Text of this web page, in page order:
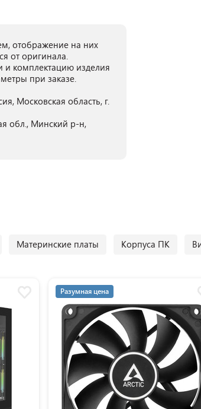
отображение на них
от оригинала.
и комплектацию изделия
при заказе.
Московская область, г.
обл., Минский р-н,
Материнские платы Корпуса ПК
Разумная цена